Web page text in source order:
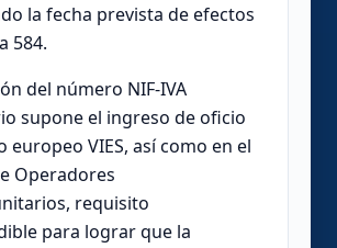
la fecha prevista de efectos
584.
del número NIF-IVA
supone el ingreso de oficio
europeo VIES, así como en el
Operadores
requisito
para lograr que la